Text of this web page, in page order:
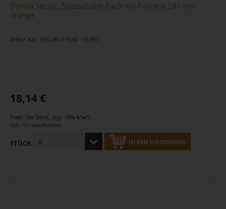
Donna Senior, Spezialteller flach mit Fahne ø 241 mm
orange
Artikel-Nr.: BHS-0618182411062991
18,14 €
Preis pro Stück zzgl. 19% MwSt.
zzgl. Versandkosten
STÜCK IN DEN WARENKORB